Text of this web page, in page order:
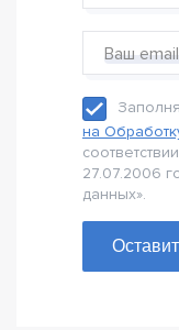
Ваш email
на
27.07.2006
данных».